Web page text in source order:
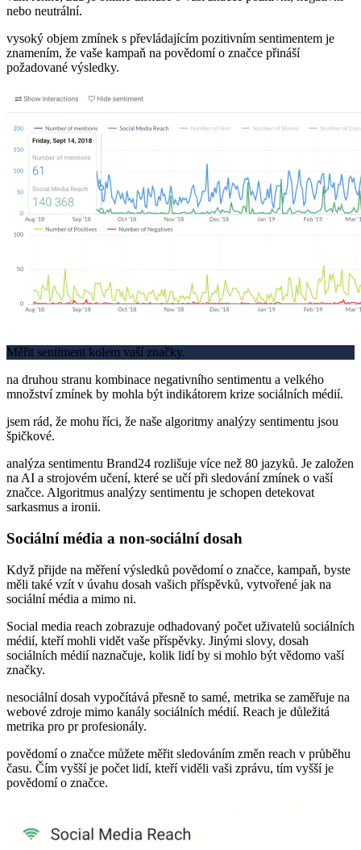
nebo neutrální.
vysoký objem zmínek s převládajícím pozitivním sentimentem je
znamením, že vaše kampaň na povědomí o značce přináší
požadované výsledky.
Měřit sentiment kolem vaší značky.
na druhou stranu kombinace negativního sentimentu a velkého
množství zmínek by mohla být indikátorem krize sociálních médií.
jsem rád, že mohu říci, že naše algoritmy analýzy sentimentu jsou
špičkové.
analýza sentimentu Brand24 rozlišuje více než 80 jazyků. Je založen
na AI a strojovém učení, které se učí při sledování zmínek o vaší
značce. Algoritmus analýzy sentimentu je schopen detekovat
sarkasmus a ironii.
Sociální média a non-sociální dosah
Když přijde na měření výsledků povědomí o značce, kampaň, byste
měli také vzít v úvahu dosah vašich příspěvků, vytvořené jak na
sociální média a mimo ni.
Social media reach zobrazuje odhadovaný počet uživatelů sociálních
médií, kteří mohli vidět vaše příspěvky. Jinými slovy, dosah
sociálních médií naznačuje, kolik lidí by si mohlo být vědomo vaší
značky.
nesociální dosah vypočítává přesně to samé, metrika se zaměřuje na
webové zdroje mimo kanály sociálních médií. Reach je důležitá
metrika pro pr profesionály.
povědomí o značce můžete měřit sledováním změn reach v průběhu
času. Čím vyšší je počet lidí, kteří viděli vaši zprávu, tím vyšší je
povědomí o značce.